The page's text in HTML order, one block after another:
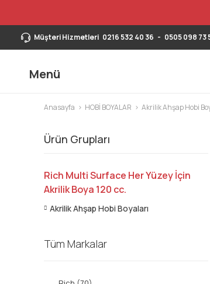
Müşteri Hizmetleri 0216 532 40 36 - 0505 098 73
Menü
Anasayfa HOBİ BOYALAR Akrilik Ahşap Hobi
Ürün Grupları
Rich Multi Surface Her Yüzey İçin
Akrilik Boya 120 cc.
Akrilik Ahşap Hobi Boyaları
Tüm Markalar